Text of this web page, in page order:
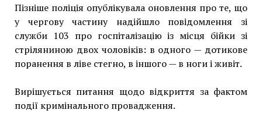
Пізніше поліція опублікувала оновлення про те, що
у чергову частину надійшло повідомлення зі
служби 103 про госпіталізацію із місця бійки зі
стріляниною двох чоловіків: в одного — дотикове
поранення в ліве стегно, в іншого — в ноги і живіт.
Вирішується питання щодо відкриття за фактом
події кримінального провадження.